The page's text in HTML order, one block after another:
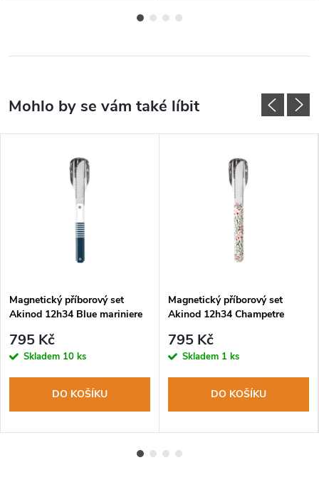
Magnetický příborový set
Akinod 12h34 Blue mariniere
795 Kč
Skladem 10 ks
DO KOŠÍKU
Magnetický příborový set
Akinod 12h34 Champetre
795 Kč
Skladem 1 ks
DO KOŠÍKU